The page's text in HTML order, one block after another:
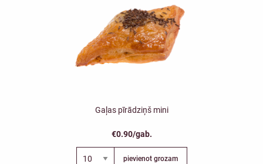
Gaļas pīrādziņš mini
€0.90/gab.
pievienot grozam